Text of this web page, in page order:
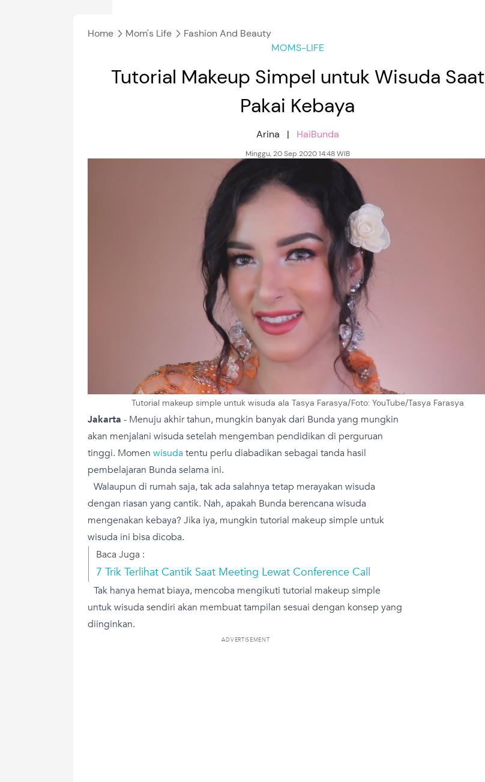
Home Mom's Life
Fashion And Beauty
MOMS-LIFE
Tutorial Makeup Simpel untuk Wisuda Saat
Pakai Kebaya
Arina | HaiBunda
Minggu, 20 Sep 2020 14:48 WIB
Tutorial makeup simple untuk wisuda ala Tasya Farasya/Foto: YouTube/Tasya Farasya
Jakarta - Menuju akhir tahun, mungkin banyak dari Bunda yang mungkin
akan menjalani wisuda setelah mengemban pendidikan di perguruan
tinggi. Momen wisuda tentu perlu diabadikan sebagai tanda hasil
pembelajaran Bunda selama ini.
Walaupun di rumah saja, tak ada salahnya tetap merayakan wisuda
dengan riasan yang cantik. Nah, apakah Bunda berencana wisuda
mengenakan kebaya? Jika iya, mungkin tutorial makeup simple untuk
wisuda ini bisa dicoba.
Baca Juga :
7 Trik Terlihat Cantik Saat Meeting Lewat Conference Call
Tak hanya hemat biaya, mencoba mengikuti tutorial makeup simple
untuk wisuda sendiri akan membuat tampilan sesuai dengan konsep yang
diinginkan.
ADVERTISEMENT